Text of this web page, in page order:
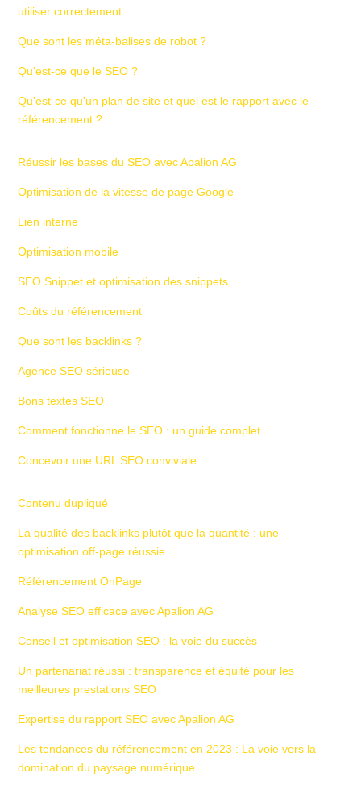
Contenu dupliqué
La qualité des backlinks plutôt que la quantité : une
optimisation off-page réussie
Référencement OnPage
Analyse SEO efficace avec Apalion AG
Conseil et optimisation SEO : la voie du succès
Un partenariat réussi : transparence et équité pour les
meilleures prestations SEO
Expertise du rapport SEO avec Apalion AG
Les tendances du référencement en 2023 : La voie vers la
domination du paysage numérique
Réussir les bases du SEO avec Apalion AG
Optimisation de la vitesse de page Google
Lien interne
Optimisation mobile
SEO Snippet et optimisation des snippets
Coûts du référencement
Que sont les backlinks ?
Agence SEO sérieuse
Bons textes SEO
Comment fonctionne le SEO : un guide complet
Concevoir une URL SEO conviviale
utiliser correctement
Que sont les méta-balises de robot ?
Qu'est-ce que le SEO ?
Qu'est-ce qu'un plan de site et quel est le rapport avec le
référencement ?